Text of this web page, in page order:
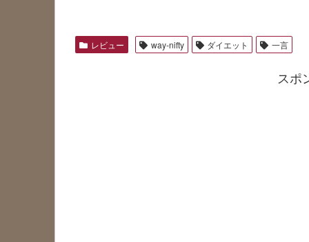
レビュー way-nifty ダイエット 一言
スポ